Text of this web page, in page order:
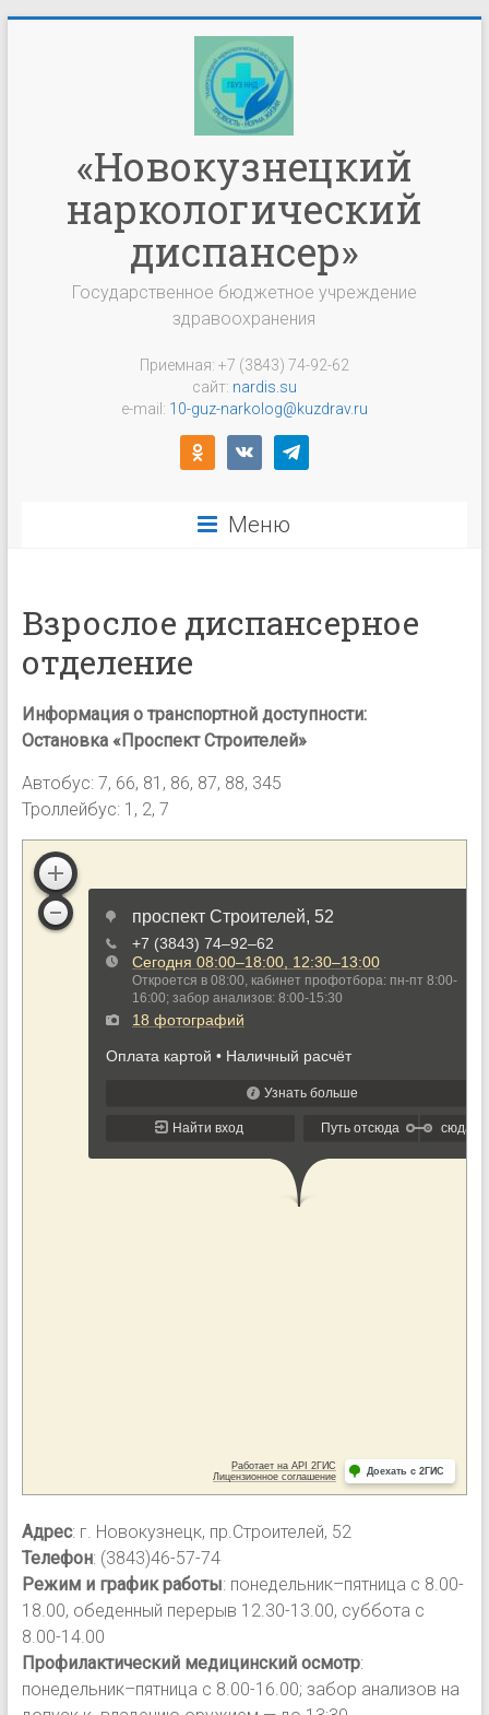
«Новокузнецкий
наркологический
диспансер»
Государственное бюджетное учреждение
здравоохранения
Приемная: +7 (3843) 74-92-62
сайт: nardis.su
e-mail: 10-guz-narkolog@kuzdrav.ru
odnoklassniki
vkontaktetelegram
Меню
Взрослое диспансерное
отделение
Информация о транспортной доступности:
Остановка «Проспект Строителей»
Автобус: 7, 66, 81, 86, 87, 88, 345
Троллейбус: 1, 2, 7
Адрес: г. Новокузнецк, пр.Строителей, 52
Телефон: (3843)46-57-74
Режим и график работы: понедельник–пятница с 8.00-
18.00, обеденный перерыв 12.30-13.00, суббота с
8.00-14.00
Профилактический медицинский осмотр:
понедельник–пятница с 8.00-16.00; забор анализов на